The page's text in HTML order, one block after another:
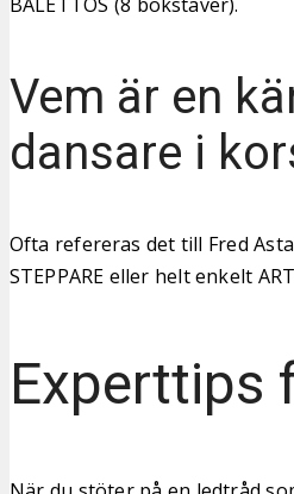
Vem är en
dansare i
Ofta refereras det till Fred
STEPPARE eller helt enkelt
Experttips